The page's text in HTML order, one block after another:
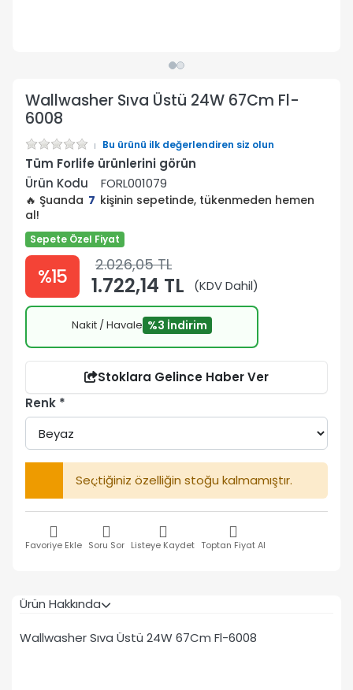
Wallwasher Sıva Üstü 24W 67Cm Fl-
6008
Bu ürünü ilk değerlendiren siz olun
Tüm Forlife ürünlerini görün
Ürün Kodu
FORL001079
🔥 Şuanda 7 kişinin sepetinde, tükenmeden hemen
al!
Sepete Özel Fiyat
%15 2.026,05 TL
1.722,14 TL (KDV Dahil)
Nakit / Havale %3 İndirim
Stoklara Gelince Haber Ver
Renk
Seçtiğiniz özelliğin stoğu kalmamıştır.
Favoriye Ekle Soru Sor Listeye Kaydet Toptan Fiyat Al
Ürün Hakkında
Wallwasher Sıva Üstü 24W 67Cm Fl-6008